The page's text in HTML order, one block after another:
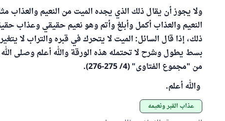
ولا يجوز أن يقال ذلك الذي يجده الميت من النعيم والعذاب
النعيم والعذاب أكمل وأبلغ وأتم وهو نعيم حقيقي وعذاب
ذلك، إذا قال السائل: الميت لا يتحرك في قبره والتراب لا
بسط يطول وشرح لا تحتمله هذه الورقة والله أعلم وصلى
من "مجموع الفتاوى" (4/ 275-276).
والله أعلم.
عذاب القبر ونعيمه